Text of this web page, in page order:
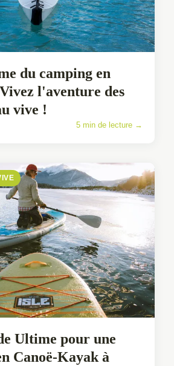
du camping en
l'aventure des
vive !
5 min de lecture →
Ultime pour une
Canoë-Kayak à